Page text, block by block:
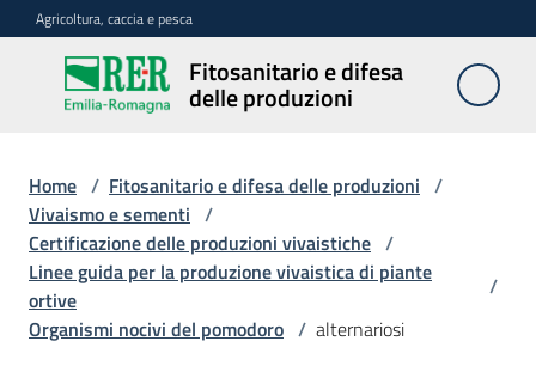
Vai al contenuto
Vai alla navigazione
Vai al footer
Agricoltura, caccia e pesca
Fitosanitario e difesa
delle produzioni
Fitosanitario
e difesa
produzioni
Avversità
delle
piante
Home / Fitosanitario e difesa delle produzioni /
Vivaismo e sementi /
Certificazione delle produzioni vivaistiche /
Linee guida per la produzione vivaistica di piante
ortive
/
Organismi nocivi del pomodoro / alternariosi